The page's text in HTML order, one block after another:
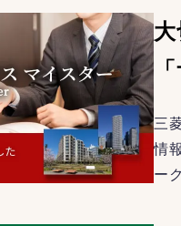
三
情
ー